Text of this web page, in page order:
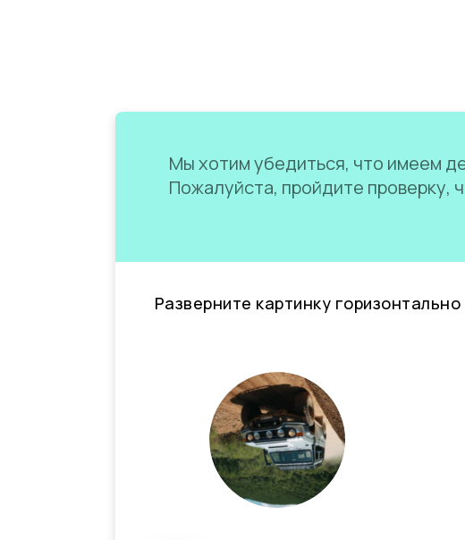
Мы хотим убедиться, что имеем
Пожалуйста, пройдите проверку,
Разверните картинку горизонтально